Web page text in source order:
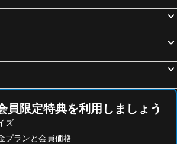
仙台国際センター
乳頭温泉郷 鶴の湯温泉
裏磐梯猫魔スキー場
城
アルツ磐梯スキー場
員限定特典を利用しましょう
ズ
プランと会員価格